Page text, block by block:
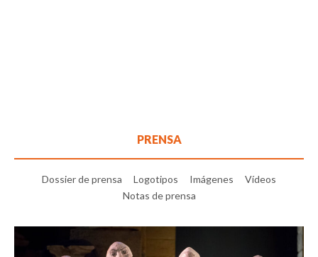
PRENSA
Dossier de prensa Logotipos Imágenes
Vídeos
Notas de prensa